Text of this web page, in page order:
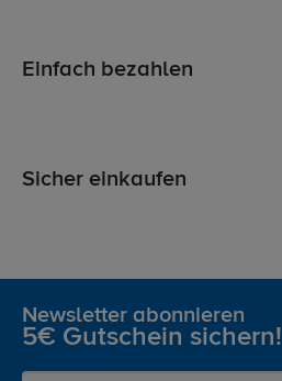
Einfach bezahlen
Sicher einkaufen
Newsletter abonnieren
5€ Gutschein sichern!